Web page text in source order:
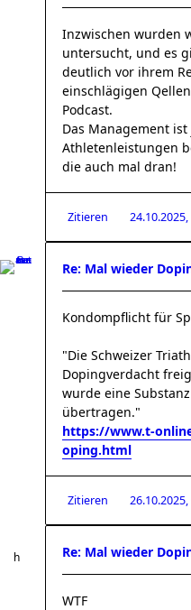
Inzwischen wurden
untersucht, und es
deutlich vor ihrem
einschlägigen
Podcast.
Das Management
Athletenleistungen
die auch mal dran!
Zitieren
Re: Mal wieder
Kondompflicht für
"Die Schweizer
Dopingverdacht
wurde eine
übertragen."
https://www.t-
oping.html
Zitieren
Re: Mal wieder
WTF